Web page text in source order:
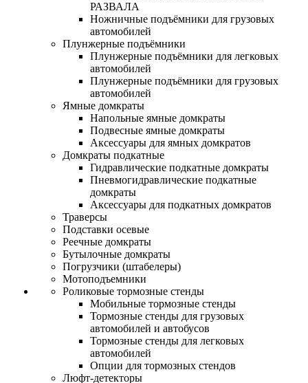
РАЗВАЛА
Ножничные подъёмники для грузовых
автомобилей
Плунжерные подъёмники
Плунжерные подъёмники для легковых
автомобилей
Плунжерные подъёмники для грузовых
автомобилей
Ямные домкраты
Напольные ямные домкраты
Подвесные ямные домкраты
Аксессуары для ямных домкратов
Домкраты подкатные
Гидравлические подкатные домкраты
Пневмогидравлические подкатные
домкраты
Аксессуары для подкатных домкратов
Траверсы
Подставки осевые
Реечные домкраты
Бутылочные домкраты
Погрузчики (штабелеры)
Мотоподъемники
Роликовые тормозные стенды
Мобильные тормозные стенды
Тормозные стенды для грузовых
автомобилей и автобусов
Тормозные стенды для легковых
автомобилей
Опции для тормозных стендов
Люфт-детекторы